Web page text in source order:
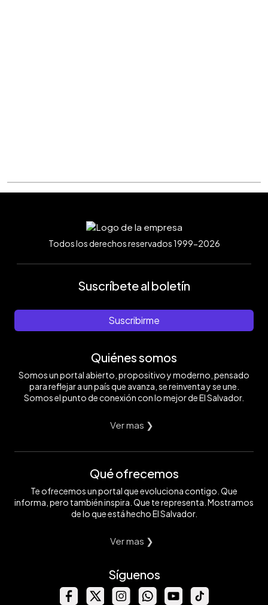
Todos los derechos reservados 1999-2026
Suscríbete al boletín
Suscribirme
Quiénes somos
Somos un portal abierto, propositivo y moderno, pensado
para reflejar a un país que avanza, se reinventa y se une.
Somos el punto de conexión con lo mejor de El Salvador.
Ver mas ❯
Qué ofrecemos
Te ofrecemos un portal que evoluciona contigo. Que
informa, pero también inspira. Que te representa. Mostramos
de lo que está hecho El Salvador.
Ver mas ❯
Síguenos